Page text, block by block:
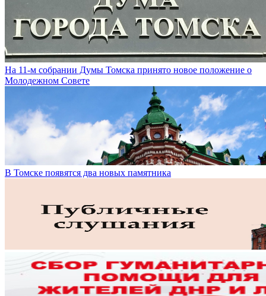
На 11-м собрании Думы Томска принято новое положение о
Молодежном Совете
В Томске появятся два новых памятника